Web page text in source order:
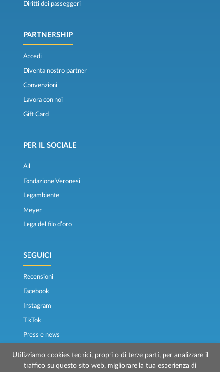
Diritti dei passeggeri
PARTNERSHIP
Accedi
Diventa nostro partner
Convenzioni
Lavora con noi
Gift Card
PER IL SOCIALE
Ail
Fondazione Veronesi
Legambiente
Meyer
Lega del filo d’oro
SEGUICI
Recensioni
Facebook
Instagram
TikTok
Press e news
Utilizziamo cookies tecnici, propri o di terze parti, per analizzare il
traffico su questo sito web, migliorare la tua esperienza di